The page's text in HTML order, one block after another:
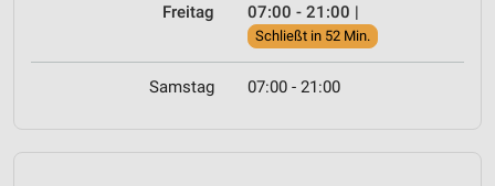
Freitag 07:00 - 21:00 |
Schließt in 52 Min.
Samstag 07:00 - 21:00